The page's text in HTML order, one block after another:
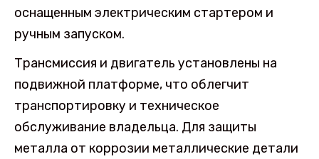
оснащенным электрическим стартером и
ручным запуском.
Трансмиссия и двигатель установлены на
подвижной платформе, что облегчит
транспортировку и техническое
обслуживание владельца. Для защиты
металла от коррозии металлические детали